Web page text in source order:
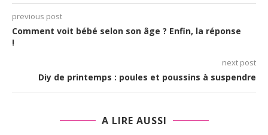
previous post
Comment voit bébé selon son âge ? Enfin, la réponse
!
next post
Diy de printemps : poules et poussins à suspendre
A LIRE AUSSI